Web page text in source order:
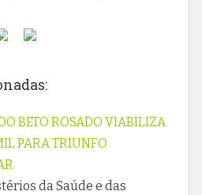
BETO ROSADO VIABILIZA
PARA TRIUNFO
da Saúde e das